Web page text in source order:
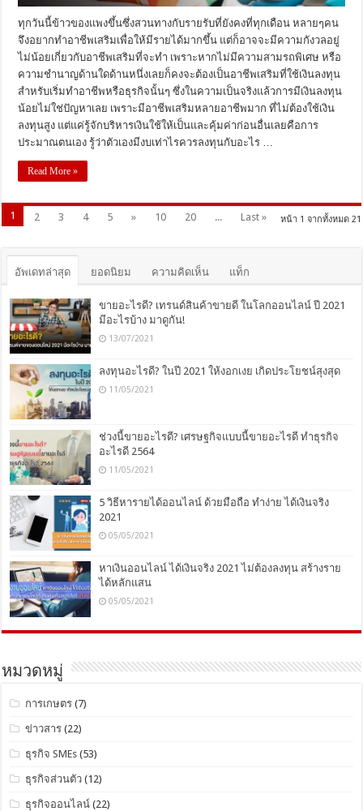
ทุกวันนี้ข้าวของแพงขึ้นซึ่งสวนทางกับรายรับที่ยังคงที่ทุกเดือน หลายๆคน
จึงอยากทำอาชีพเสริมเพื่อให้มีรายได้มากขึ้น แต่ก็อาจจะมีความกังวลอยู่
ไม่น้อยเกี่ยวกับอาชีพเสริมที่จะทำ เพราะหากไม่มีความสามรถพิเศษ หรือ
ความชำนาญด้านใดด้านหนึ่งเลยก็คงจะต้องเป็นอาชีพเสริมที่ใช้เงินลงทุน
สำหรับเริ่มทำอาชีพหรือธุรกิจนั้นๆ ซึ่งในความเป็นจริงแล้วการมีเงินลงทุน
น้อยไม่ใช่ปัญหาเลย เพราะมีอาชีพเสริมหลายอาชีพมาก ที่ไม่ต้องใช้เงิน
ลงทุนสูง แต่แค่รู้จักบริหารเงินใช้ให้เป็นและคุ้มค่าก่อนอื่นเลยคือการ
ประมาณตนเอง รู้ว่าตัวเองมีงบเท่าไรควรลงทุนกับอะไร …
Read More »
หน้า 1 จากทั้งหมด 21
1 2 3 4 5 » 10 20 ... Last »
อัพเดทล่าสุด ยอดนิยม ความคิดเห็น แท็ก
ขายอะไรดี? เทรนด์สินค้าขายดี ในโลกออนไลน์ ปี 2021
มีอะไรบ้าง มาดูกัน!
13/07/2021
ลงทุนอะไรดี? ในปี 2021 ให้งอกเงย เกิดประโยชน์สุงสุด
11/05/2021
ช่วงนี้ขายอะไรดี? เศรษฐกิจแบบนี้ขายอะไรดี ทำธุรกิจ
อะไรดี 2564
11/05/2021
5 วิธีหารายได้ออนไลน์ ด้วยมือถือ ทำง่าย ได้เงินจริง
2021
05/05/2021
หาเงินออนไลน์ ได้เงินจริง 2021 ไม่ต้องลงทุน สร้างราย
ได้หลักแสน
05/05/2021
หมวดหมู่
การเกษตร (7)
ข่าวสาร (22)
ธุรกิจ SMEs (53)
ธุรกิจส่วนตัว (12)
ธุรกิจออนไลน์ (22)